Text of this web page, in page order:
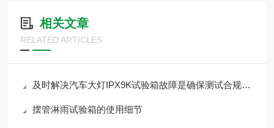
相关文章
RELATED ARTICLES
及时解决汽车大灯IPX9K试验箱故障是确保测试合规的关键
摆管淋雨试验箱的使用细节